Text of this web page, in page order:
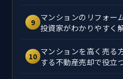
9 マンションのリフォー
投資家がわかりやすく
10 マンションを高く売る
する不動産売却で役立